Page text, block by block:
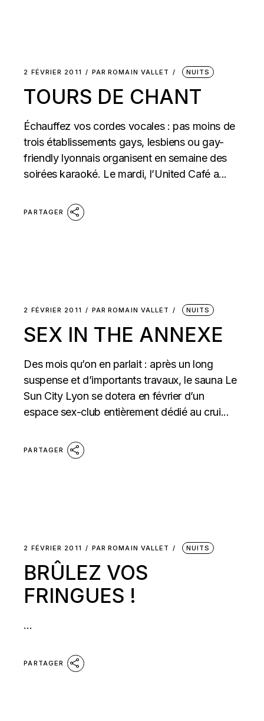
2 FÉVRIER 2011 PAR ROMAIN VALLET NUITS
TOURS DE CHANT
Échauffez vos cordes vocales : pas moins de
trois établissements gays, lesbiens ou gay-
friendly lyonnais organisent en semaine des
soirées karaoké. Le mardi, l’United Café a...
PARTAGER
2 FÉVRIER 2011 PAR ROMAIN VALLET NUITS
SEX IN THE ANNEXE
Des mois qu’on en parlait : après un long
suspense et d’importants travaux, le sauna Le
Sun City Lyon se dotera en février d’un
espace sex-club entièrement dédié au crui...
PARTAGER
2 FÉVRIER 2011 PAR ROMAIN VALLET NUITS
BRÛLEZ VOS
FRINGUES !
...
PARTAGER